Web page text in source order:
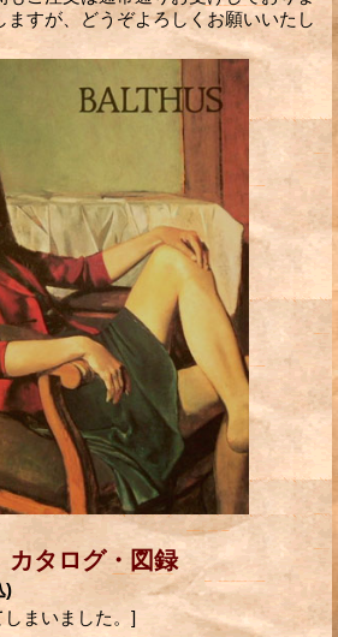
すが、どうぞよろしくお願いいたし
カタログ・図録
)
まいました。]